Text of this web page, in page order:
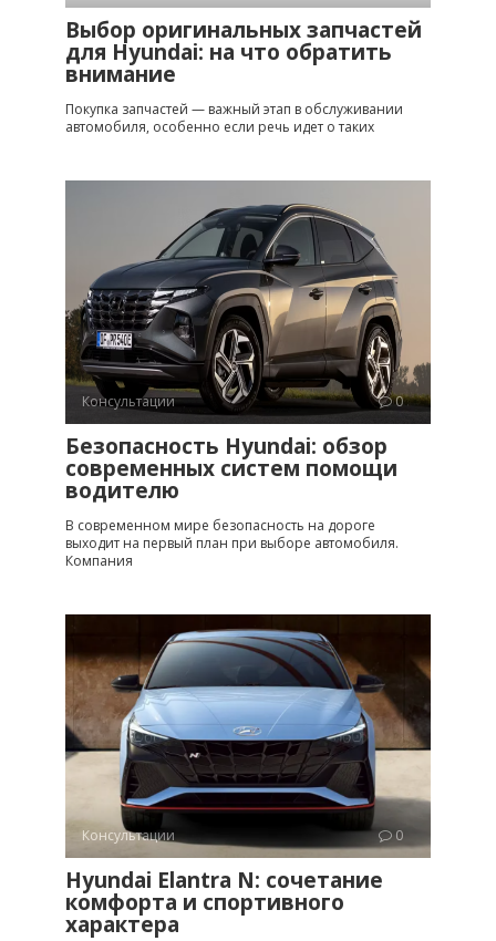
Выбор оригинальных запчастей
для Hyundai: на что обратить
внимание
Покупка запчастей — важный этап в обслуживании
автомобиля, особенно если речь идет о таких
Консультации 0
Безопасность Hyundai: обзор
современных систем помощи
водителю
В современном мире безопасность на дороге
выходит на первый план при выборе автомобиля.
Компания
Консультации 0
Hyundai Elantra N: сочетание
комфорта и спортивного
характера